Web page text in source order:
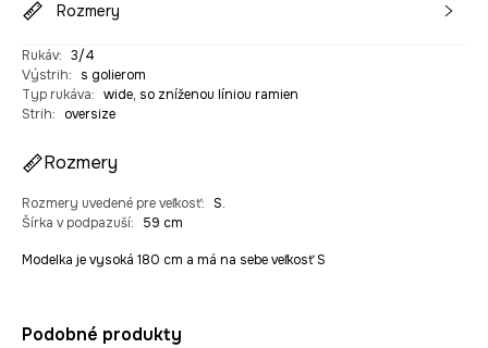
Rozmery
Rukáv: 3/4
Výstrih:
s golierom
Typ rukáva: wide, so zníženou líniou ramien
Strih: oversize
Rozmery
Rozmery uvedené pre veľkosť: S.
Šírka v podpazuší: 59 cm
Modelka je vysoká 180 cm a má na sebe veľkosť S
Podobné produkty